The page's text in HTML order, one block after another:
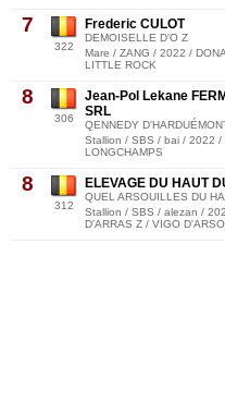
7
322
Frederic CULOT
DEMOISELLE D'O Z
Mare / ZANG / 2022 /
LITTLE ROCK
8
306
Jean-Pol Lekane
SRL
QENNEDY
Stallion / SBS / bai / 2022 /
LONGCHAMPS
8
312
ELEVAGE DU HAUT
QUEL ARSOUILLES DU
Stallion / SBS / alezan /
D'ARRAS Z / VIGO